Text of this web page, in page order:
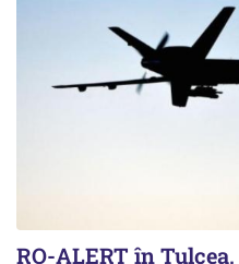
RO-ALERT în